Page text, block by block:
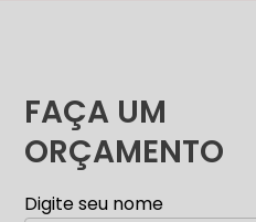
FAÇA UM
ORÇAMENTO
Digite seu nome